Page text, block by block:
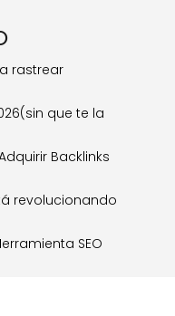
rastrear
que te la
Backlinks
revolucionando
SEO